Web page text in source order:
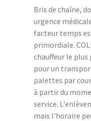
Bris de chaîne,
urgence
facteur temps
primordiale.
chauffeur le
pour un
palettes par
à partir du
service.
mais l'horaire